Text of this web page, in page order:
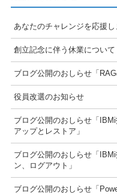
あなたのチャレンジを応援し
創立記念に伴う休業について
ブログ公開のおしらせ「
役員改選のお知らせ
ブログ公開のおしらせ「
アップとレストア」
ブログ公開のおしらせ「
ン、ログアウト」
ブログ公開のおしらせ「